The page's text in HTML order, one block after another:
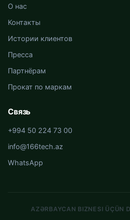
О нас
Контакты
Истории клиентов
Пресса
Партнёрам
Прокат по маркам
Связь
+994 50 224 73 00
info@166tech.az
WhatsApp
AZƏRBAYCAN BIZNESI ÜÇÜN